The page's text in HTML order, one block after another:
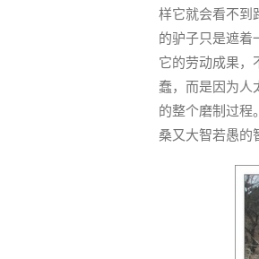
样它就会看不到
的驴子只是遮着
它的劳动成果，
蠢，而是因为人
的整个磨制过程
桑又大智若愚的